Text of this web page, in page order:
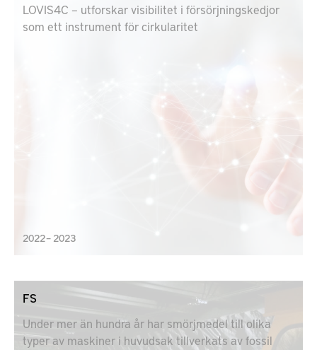
LOVIS4C – utforskar visibilitet i försörjningskedjor
som ett instrument för cirkularitet
2022 – 2023
FS
Under mer än hundra år har smörjmedel till olika
typer av maskiner i huvudsak tillverkats av fossil